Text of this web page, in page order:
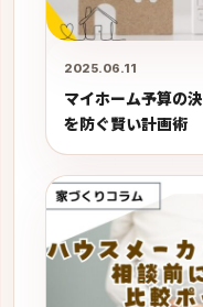
2025.06.11
マイホーム予算の
を防ぐ賢い計画術